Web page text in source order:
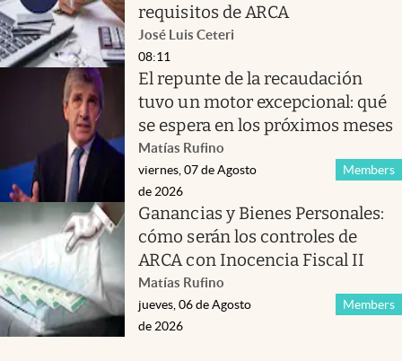
requisitos de ARCA
José Luis Ceteri
08:11
El repunte de la recaudación
tuvo un motor excepcional: qué
se espera en los próximos meses
Matías Rufino
Members
viernes, 07 de Agosto
de 2026
Ganancias y Bienes Personales:
cómo serán los controles de
ARCA con Inocencia Fiscal II
Matías Rufino
Members
jueves, 06 de Agosto
de 2026